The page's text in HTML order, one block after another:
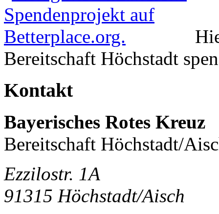
Bereitschaft Höchstadt
Kontakt
Bayerisches Rotes Kreuz
Bereitschaft Höchstadt/
Ezzilostr. 1A
91315 Höchstadt/Aisch